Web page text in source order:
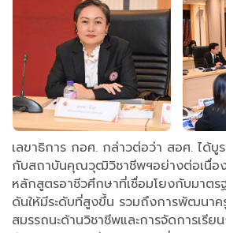
เลขาธิการ กอศ. กล่าวต่อว่า สอศ. ได้
กับสถาบันคุณวุฒิวิชาชีพฯอย่างต่อเนื่อ
หลักสูตรอาชีวศึกษาที่เชื่อมโยงกับมาตร
ดันให้มีระดับที่สูงขึ้น รวมถึงการพัฒนาค
สมรรถนะด้านวิชาชีพและการจัดการเรี